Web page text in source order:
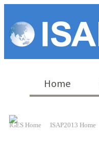
Home
IGES Home ISAP2013 Home